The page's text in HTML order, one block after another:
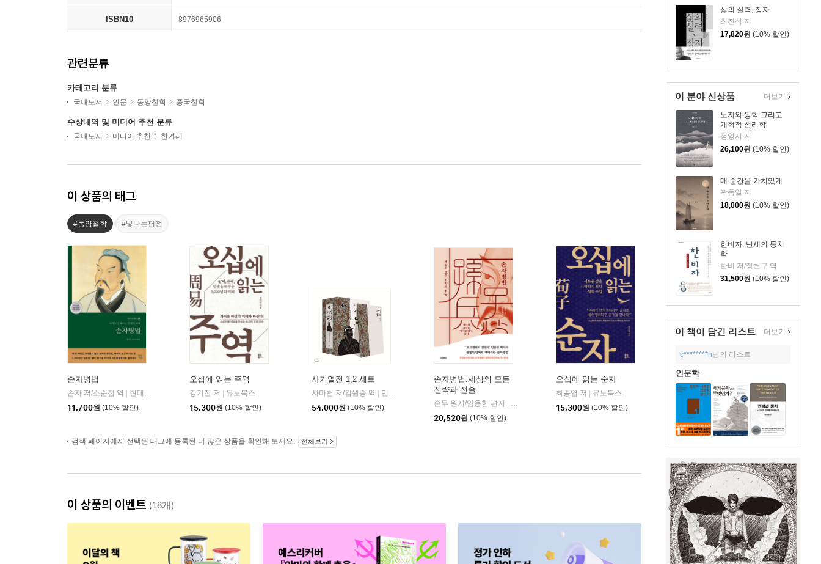
삶의 실력, 장자
최진석 저
17,820원 (10% 할인)
이 분야 신상품
노자와 동학 그리고
개혁적 성리학
정영시 저
26,100원 (10% 할인)
매 순간을 가치있게
곽동일 저
18,000원 (10% 할인)
한비자, 난세의 통치
학
한비 저/정천구 역
31,500원 (10% 할인)
더보기
이 책이 담긴 리스트 더보기
c********n님의 리스트
인문학
ISBN10 8976965906
관련분류
카테고리 분류
국내도서 인문 동양철학 중국철학
수상내역 및 미디어 추천 분류
국내도서 미디어 추천 한겨레
이 상품의 태그
#동양철학 #빛나는평전
손자병법
손자 저/소준섭 역
현대지성
11,700원 (10% 할인)
오십에 읽는 주역
강기진 저
유노북스
15,300원 (10% 할인)
사기열전 1,2 세트
사마천 저/김원중 역
민음사
54,000원 (10% 할인)
손자병법:세상의 모든
전략과 전술
손무 원저/임용한 편저
교보문고
20,520원 (10% 할인)
오십에 읽는 순자
최종엽 저
유노북스
15,300원 (10% 할인)
검색 페이지에서 선택된 태그에 등록된 더 많은 상품을 확인해 보세요. 전체보기
이 상품의 이벤트 (18개)